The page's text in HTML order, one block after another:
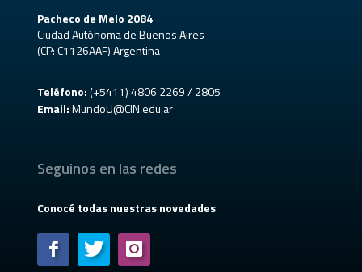
Pacheco de Melo 2084
Ciudad Autónoma de Buenos Aires
(CP: C1126AAF) Argentina
Teléfono:(+5411) 4806 2269 / 2805
Email: MundoU@CIN.edu.ar
Seguinos en las redes
Conocé todas nuestras novedades